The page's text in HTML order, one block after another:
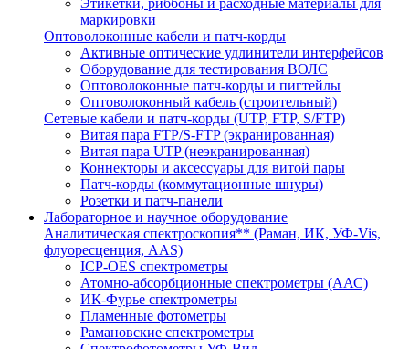
Этикетки, риббоны и расходные материалы для
маркировки
Оптоволоконные кабели и патч-корды
Активные оптические удлинители интерфейсов
Оборудование для тестирования ВОЛС
Оптоволоконные патч-корды и пигтейлы
Оптоволоконный кабель (строительный)
Сетевые кабели и патч-корды (UTP, FTP, S/FTP)
Витая пара FTP/S-FTP (экранированная)
Витая пара UTP (неэкранированная)
Коннекторы и аксессуары для витой пары
Патч-корды (коммутационные шнуры)
Розетки и патч-панели
Лабораторное и научное оборудование
Аналитическая спектроскопия** (Раман, ИК, УФ-Vis,
флуоресценция, AAS)
ICP-OES спектрометры
Атомно-абсорбционные спектрометры (ААС)
ИК-Фурье спектрометры
Пламенные фотометры
Рамановские спектрометры